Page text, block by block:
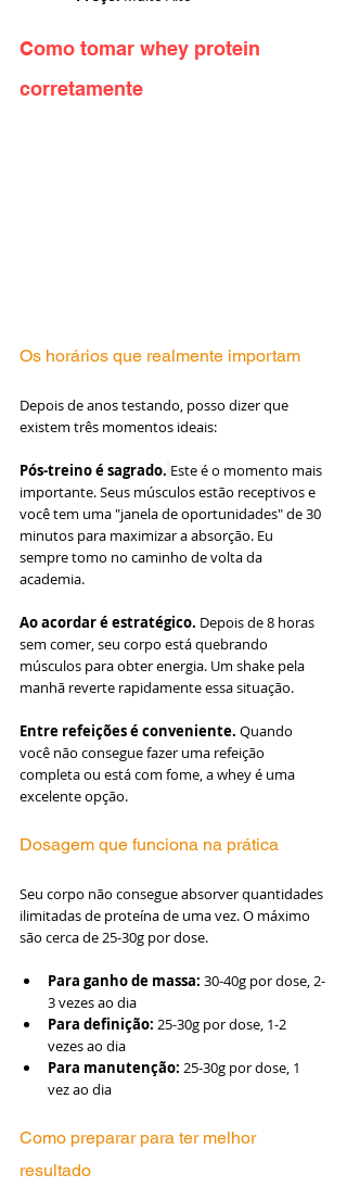
Como tomar whey protein
corretamente
Os horários que realmente importam
Depois de anos testando, posso dizer que
existem três momentos ideais:
Pós-treino é sagrado. Este é o momento mais
importante. Seus músculos estão receptivos e
você tem uma "janela de oportunidades" de 30
minutos para maximizar a absorção. Eu
sempre tomo no caminho de volta da
academia.
Ao acordar é estratégico. Depois de 8 horas
sem comer, seu corpo está quebrando
músculos para obter energia. Um shake pela
manhã reverte rapidamente essa situação.
Entre refeições é conveniente. Quando
você não consegue fazer uma refeição
completa ou está com fome, a whey é uma
excelente opção.
Dosagem que funciona na prática
Seu corpo não consegue absorver quantidades
ilimitadas de proteína de uma vez. O máximo
são cerca de 25-30g por dose.
Para ganho de massa: 30-40g por dose, 2-
3 vezes ao dia
Para definição: 25-30g por dose, 1-2
vezes ao dia
Para manutenção: 25-30g por dose, 1
vez ao dia
Como preparar para ter melhor
resultado